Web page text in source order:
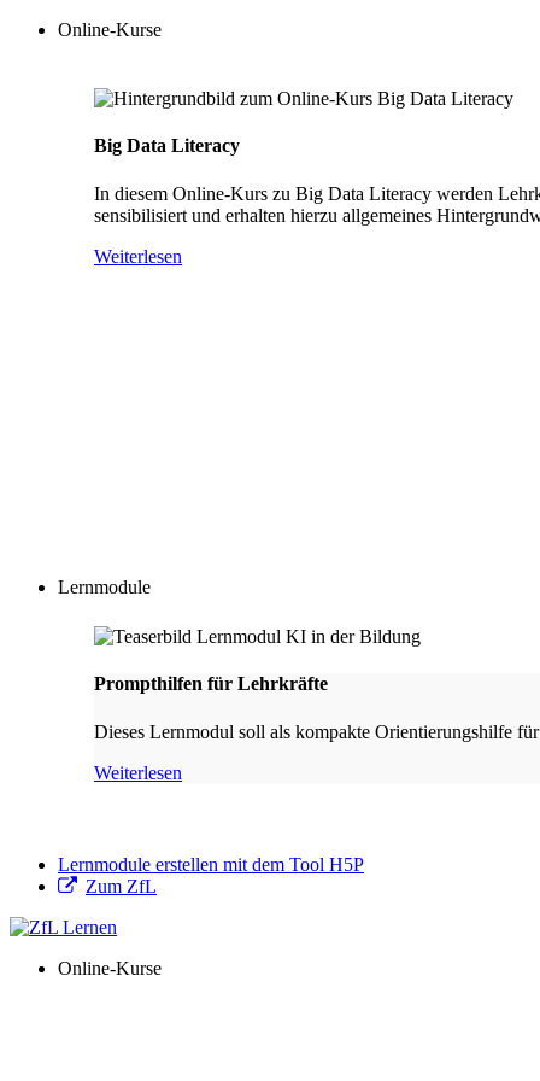
Online-Kurse
Big Data Literacy
In diesem Online-Kurs zu Big Data Literacy werden
sensibilisiert und erhalten hierzu allgemeines
Weiterlesen
Lernmodule
Prompthilfen für Lehrkräfte
Dieses Lernmodul soll als kompakte Orientierungshilfe
Weiterlesen
Lernmodule erstellen mit dem Tool H5P
Zum ZfL
Online-Kurse